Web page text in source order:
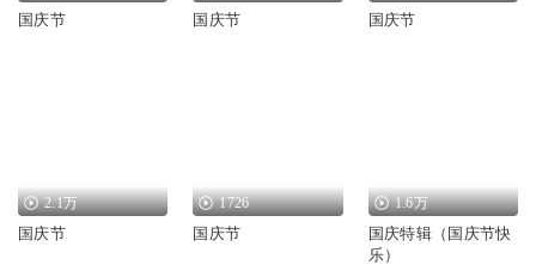
国庆节 国庆节 国庆节
2.1万
国庆节
1726
国庆节
1.6万
国庆特辑（国庆节快
乐）